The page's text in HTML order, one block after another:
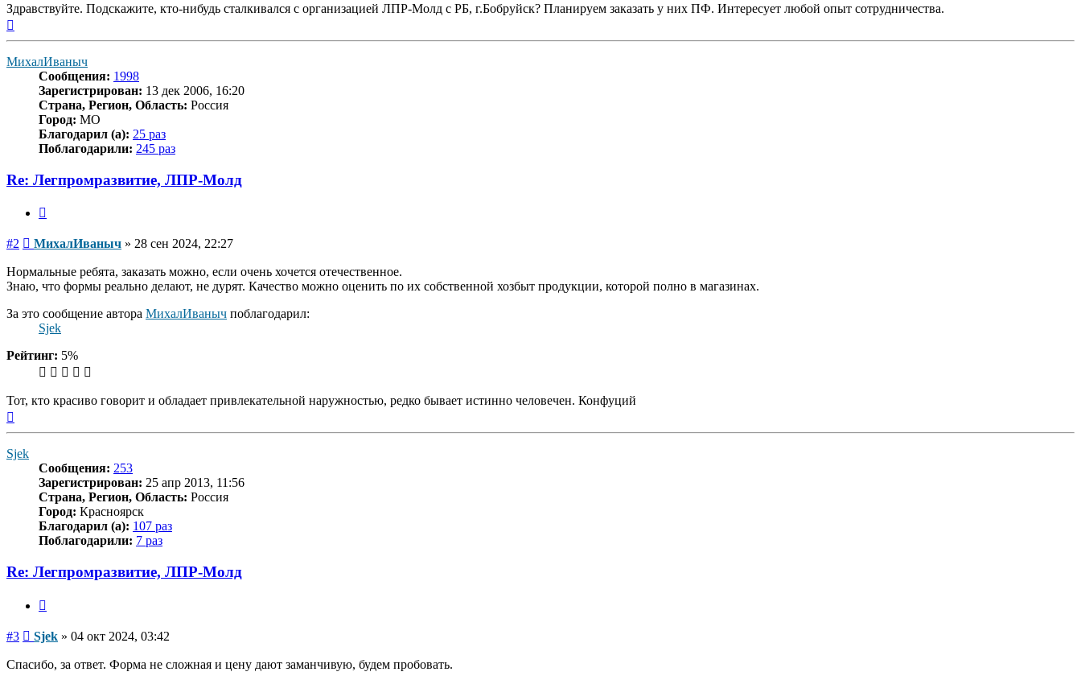
Здравствуйте. Подскажите, кто-нибудь сталкивался с организацией ЛПР-Молд с РБ, г.Бобруйск? Планируем заказать у них ПФ. Интересует любой опыт сотрудничества.
МихалИваныч
Сообщения: 1998
Зарегистрирован: 13 дек 2006, 16:20
Страна, Регион, Область: Россия
Город: МО
Благодарил (а): 25 раз
Поблагодарили: 245 раз
Re: Легпромразвитие, ЛПР-Молд
#2 Сообщение
МихалИваныч » 28 сен 2024, 22:27
Нормальные ребята, заказать можно, если очень хочется отечественное.
Знаю, что формы реально делают, не дурят. Качество можно оценить по их собственной хозбыт продукции, которой полно в магазинах.
За это сообщение автора МихалИваныч поблагодарил:
Sjek
Рейтинг: 5%
Тот, кто красиво говорит и обладает привлекательной наружностью, редко бывает истинно человечен. Конфуций
Sjek
Сообщения: 253
Зарегистрирован: 25 апр 2013, 11:56
Страна, Регион, Область: Россия
Город: Красноярск
Благодарил (а): 107 раз
Поблагодарили: 7 раз
Re: Легпромразвитие, ЛПР-Молд
#3 Сообщение
Sjek » 04 окт 2024, 03:42
Спасибо, за ответ. Форма не сложная и цену дают заманчивую, будем пробовать.